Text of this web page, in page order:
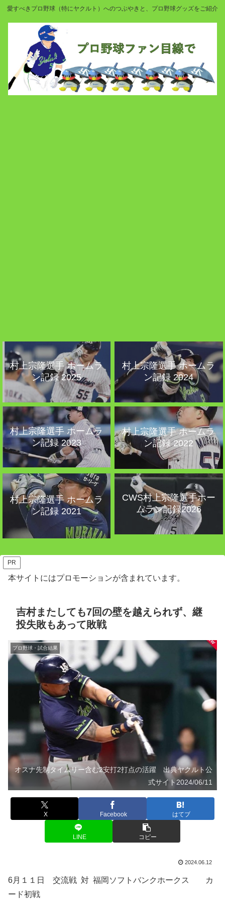
愛すべきプロ野球（特にヤクルト）へのつぶやきと、プロ野球グッズをご紹介
村上宗隆選手 ホームラ
ン記録 2025
村上宗隆選手 ホームラ
ン記録 2024
村上宗隆選手 ホームラ
ン記録 2023
村上宗隆選手 ホームラ
ン記録 2022
村上宗隆選手 ホームラ
ン記録 2021
CWS村上宗隆選手ホー
ムラン記録2026
PR
本サイトにはプロモーションが含まれています。
吉村またしても7回の壁を越えられず、継
投失敗もあって敗戦
プロ野球・試合結果
オスナ先制タイムリー含む2安打2打点の活躍 出典ヤクルト公
式サイト2024/06/11
X Facebook はてブ
LINE コピー
2024.06.12
6月１１日 交流戦 対 福岡ソフトバンクホークス カ
ード初戦